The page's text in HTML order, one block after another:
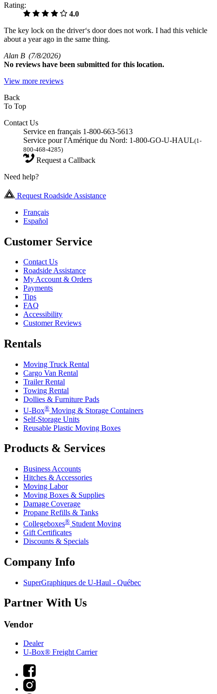
Rating:
4.0
The key lock on the driver‘s door does not work. I had this vehicle
about a year ago in the same thing.
Alan B (7/8/2026)
No reviews have been submitted for this location.
View more reviews
Back
To Top
Contact Us
Service en français 1-800-663-5613
Service pour l'Amérique du Nord: 1-800-GO-U-HAUL(1-
800-468-4285)
Request a Callback
Need help?
Request Roadside Assistance
Français
Español
Customer Service
Contact Us
Roadside Assistance
My Account & Orders
Payments
Tips
FAQ
Accessibility
Customer Reviews
Rentals
Moving Truck Rental
Cargo Van Rental
Trailer Rental
Towing Rental
Dollies & Furniture Pads
U-Box® Moving & Storage Containers
Self-Storage Units
Reusable Plastic Moving Boxes
Products & Services
Business Accounts
Hitches & Accessories
Moving Labor
Moving Boxes & Supplies
Damage Coverage
Propane Refills & Tanks
Collegeboxes® Student Moving
Gift Certificates
Discounts & Specials
Company Info
SuperGraphiques de U-Haul - Québec
Partner With Us
Vendor
Dealer
U-Box® Freight Carrier